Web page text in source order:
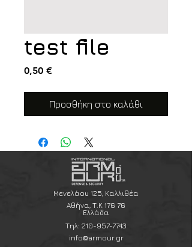
test file
0,50 €Τιμή
Προσθήκη στο καλάθι
Μενελάου 125, Καλλιθέα
Αθήνα, Τ.Κ 176 76
Ελλάδα
Τηλ: 210-957-7743
info@armour.gr